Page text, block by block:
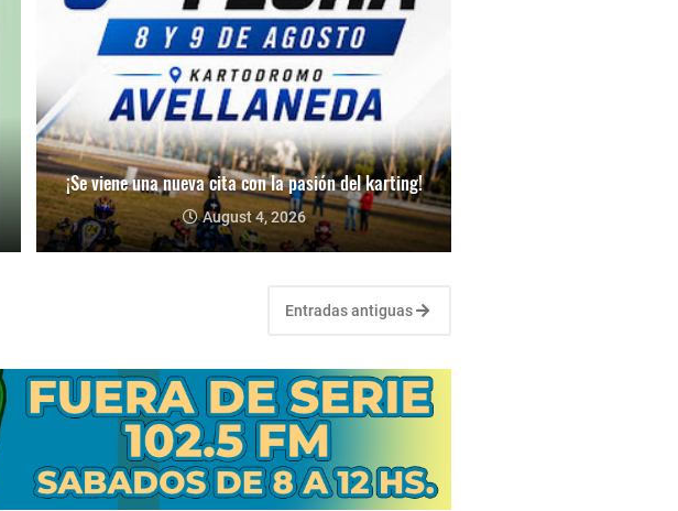
¡Se viene una nueva cita con la pasión del karting!
August 4, 2026
Entradas antiguas